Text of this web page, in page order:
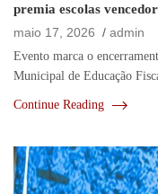
premia escolas
maio 17, 2026
admin
Evento marca o
Municipal de Educação
Continue Reading